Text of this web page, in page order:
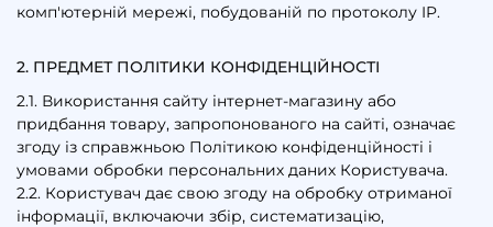
комп'ютерній мережі, побудованій по протоколу IP.
2. ПРЕДМЕТ ПОЛІТИКИ КОНФІДЕНЦІЙНОСТІ
2.1. Використання сайту інтернет-магазину або
придбання товару, запропонованого на сайті, означає
згоду із справжньою Політикою конфіденційності і
умовами обробки персональних даних Користувача.
2.2. Користувач дає свою згоду на обробку отриманої
інформації, включаючи збір, систематизацію,